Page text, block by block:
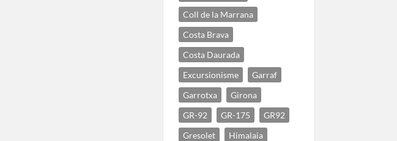
Coll de la Marrana
Costa Brava
Costa Daurada
Excursionisme
Garraf
Garrotxa
Girona
GR-92
GR-175
GR92
Gresolet
Himalaia